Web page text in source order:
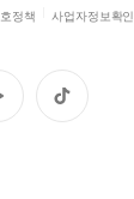
정책 사업자정보확인
틱
톡